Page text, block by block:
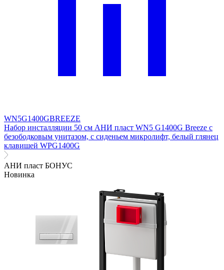
WN5G1400GBREEZE
Набор инсталляции 50 см АНИ пласт WN5 G1400G Breeze с
безободковым унитазом, с сиденьем микролифт, белый глянец
клавишей WPG1400G
АНИ пласт БОНУС
Новинка